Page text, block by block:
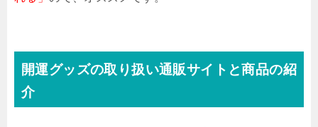
開運グッズの取り扱い通販サイトと商品の紹
介